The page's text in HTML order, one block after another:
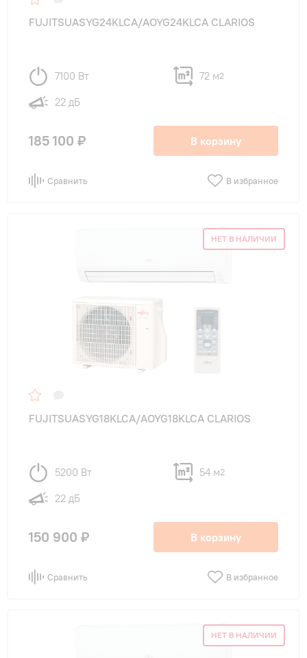
FUJITSUASYG24KLCA/AOYG24KLCA CLARIOS
7100 Вт 72 м2
22 дБ
185 100 ₽ В корзину
Сравнить В избранное
НЕТ В НАЛИЧИИ
FUJITSUASYG18KLCA/AOYG18KLCA CLARIOS
5200 Вт 54 м2
22 дБ
150 900 ₽ В корзину
Сравнить В избранное
НЕТ В НАЛИЧИИ